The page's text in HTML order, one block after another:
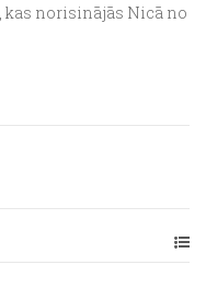
kas norisinājās Nicā no